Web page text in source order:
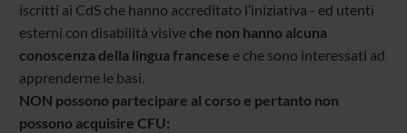
iscritti ai CdS che hanno accreditato l’iniziativa - ed utenti
esterni con disabilità visiveche non hanno alcuna
conoscenza della lingua francese e che sono interessati ad
apprenderne le basi.
NON possono partecipare al corso e pertanto non
possono acquisire CFU: